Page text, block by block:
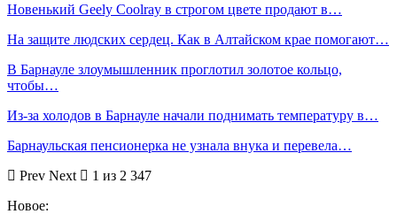
Новенький Geely Coolray в строгом цвете продают в…
На защите людских сердец. Как в Алтайском крае помогают…
В Барнауле злоумышленник проглотил золотое кольцо,
чтобы…
Из-за холодов в Барнауле начали поднимать температуру в…
Барнаульская пенсионерка не узнала внука и перевела…
Prev Next
1 из 2 347
Новое: